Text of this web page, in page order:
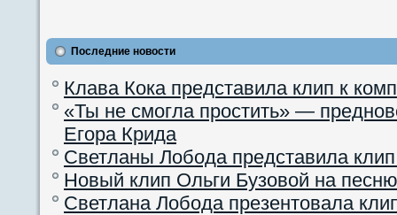
Последние новости
Клава Кока представила клип к
«Ты не смогла простить» —
Егора Крида
Светланы Лобода представила
Новый клип Ольги Бузовой на
Светлана Лобода презентовала